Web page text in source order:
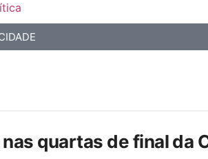
quartas de final da